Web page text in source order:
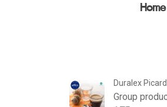
Home
Duralex
Group